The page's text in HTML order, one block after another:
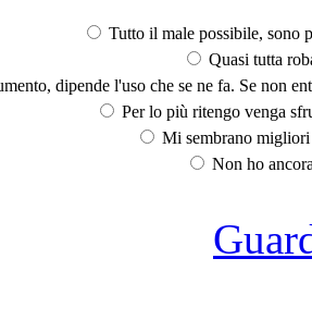
Tutto il male possibile, sono
Quasi tutta
dipende l'uso che se ne fa. Se non
Per lo più ritengo venga
Mi sembrano
Non ho